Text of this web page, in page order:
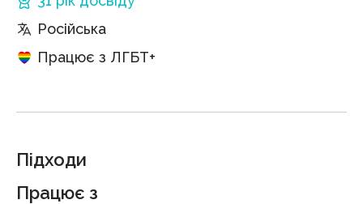
Російська
Працює з ЛГБТ+
Підходи
Працює з